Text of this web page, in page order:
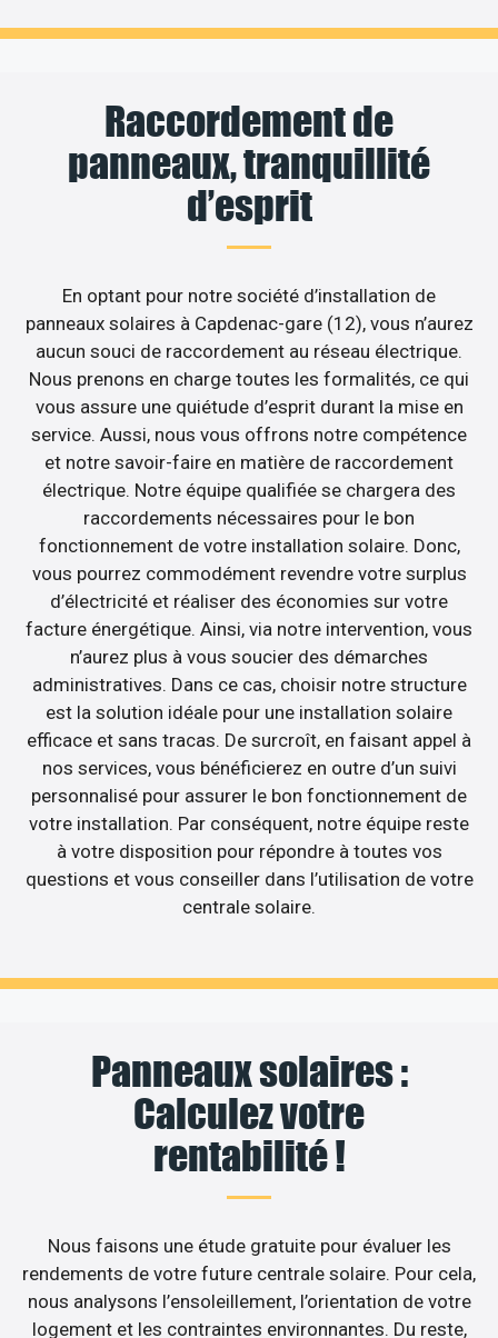
Raccordement de
panneaux, tranquillité
d’esprit
En optant pour notre société d’installation de
panneaux solaires à Capdenac-gare (12), vous n’aurez
aucun souci de raccordement au réseau électrique.
Nous prenons en charge toutes les formalités, ce qui
vous assure une quiétude d’esprit durant la mise en
service. Aussi, nous vous offrons notre compétence
et notre savoir-faire en matière de raccordement
électrique. Notre équipe qualifiée se chargera des
raccordements nécessaires pour le bon
fonctionnement de votre installation solaire. Donc,
vous pourrez commodément revendre votre surplus
d’électricité et réaliser des économies sur votre
facture énergétique. Ainsi, via notre intervention, vous
n’aurez plus à vous soucier des démarches
administratives. Dans ce cas, choisir notre structure
est la solution idéale pour une installation solaire
efficace et sans tracas. De surcroît, en faisant appel à
nos services, vous bénéficierez en outre d’un suivi
personnalisé pour assurer le bon fonctionnement de
votre installation. Par conséquent, notre équipe reste
à votre disposition pour répondre à toutes vos
questions et vous conseiller dans l’utilisation de votre
centrale solaire.
Panneaux solaires :
Calculez votre
rentabilité !
Nous faisons une étude gratuite pour évaluer les
rendements de votre future centrale solaire. Pour cela,
nous analysons l’ensoleillement, l’orientation de votre
logement et les contraintes environnantes. Du reste,